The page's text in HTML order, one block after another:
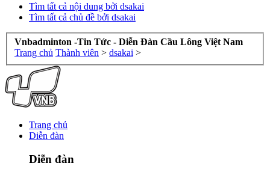
Tìm tất cả nội dung bởi dsakai
Tìm tất cả chủ đề bởi dsakai
Vnbadminton -Tin Tức - Diễn Đàn Cầu Lông Việt Nam
Trang chủ Thành viên > dsakai >
Trang chủ
Diễn đàn
Diễn đàn